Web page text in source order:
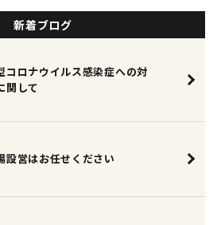
新着ブログ
コロナウイルス感染症への対
関して
設営はお任せください